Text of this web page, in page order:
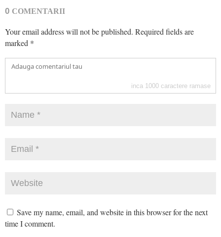
0 COMENTARII
Your email address will not be published. Required fields are
marked *
inca 1000 caractere ramase
Save my name, email, and website in this browser for the next
time I comment.